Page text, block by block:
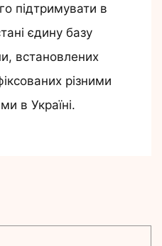
підтримувати в
єдину базу
встановлених
різними
в Україні.